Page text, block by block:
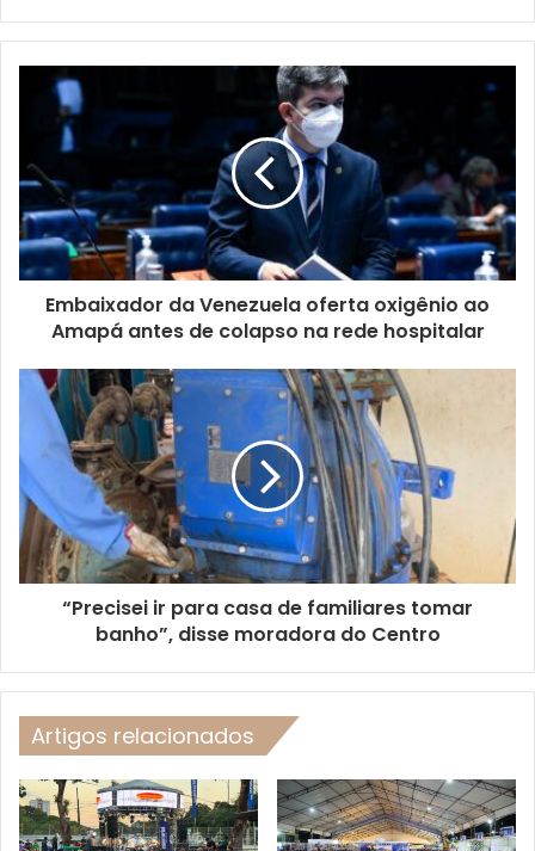
Embaixador da Venezuela oferta oxigênio ao
Amapá antes de colapso na rede hospitalar
“Precisei ir para casa de familiares tomar
banho”, disse moradora do Centro
Artigos relacionados